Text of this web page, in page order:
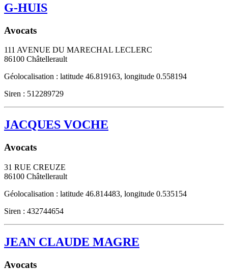
G-HUIS
Avocats
111 AVENUE DU MARECHAL LECLERC
86100 Châtellerault
Géolocalisation : latitude 46.819163, longitude 0.558194
Siren : 512289729
JACQUES VOCHE
Avocats
31 RUE CREUZE
86100 Châtellerault
Géolocalisation : latitude 46.814483, longitude 0.535154
Siren : 432744654
JEAN CLAUDE MAGRE
Avocats